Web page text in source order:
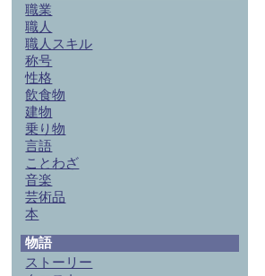
職業
職人
職人スキル
称号
性格
飲食物
建物
乗り物
言語
ことわざ
音楽
芸術品
本
物語
ストーリー